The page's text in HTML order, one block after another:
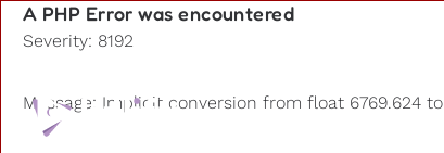
A PHP Error was encountered
Severity: 8192
Message: Implicit conversion from float 6769.624